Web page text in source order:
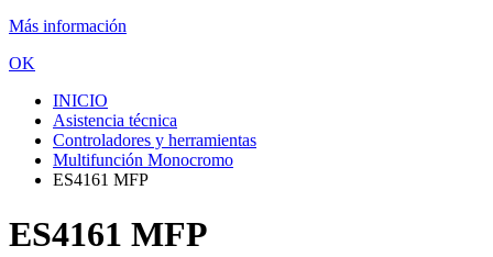
Más información
OK
INICIO
Asistencia técnica
Controladores y herramientas
Multifunción Monocromo
ES4161 MFP
ES4161 MFP